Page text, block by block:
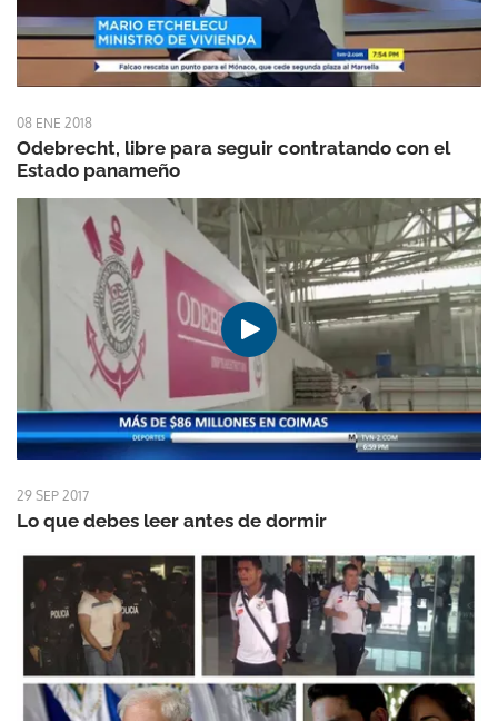
08 ENE 2018
Odebrecht, libre para seguir contratando con el
Estado panameño
29 SEP 2017
Lo que debes leer antes de dormir